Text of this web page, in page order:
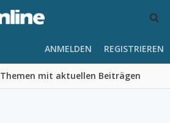
Themen mit aktuellen Beiträgen
ANMELDEN REGISTRIEREN